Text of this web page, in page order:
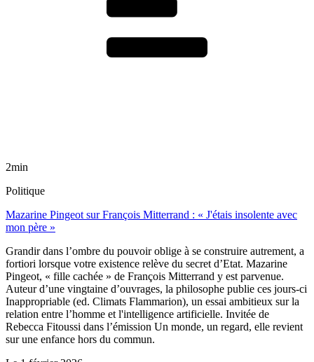
2min
Politique
Mazarine Pingeot sur François Mitterrand : « J'étais insolente avec
mon père »
Grandir dans l’ombre du pouvoir oblige à se construire autrement, a
fortiori lorsque votre existence relève du secret d’Etat. Mazarine
Pingeot, « fille cachée » de François Mitterrand y est parvenue.
Auteur d’une vingtaine d’ouvrages, la philosophe publie ces jours-ci
Inappropriable (ed. Climats Flammarion), un essai ambitieux sur la
relation entre l’homme et l'intelligence artificielle. Invitée de
Rebecca Fitoussi dans l’émission Un monde, un regard, elle revient
sur une enfance hors du commun.